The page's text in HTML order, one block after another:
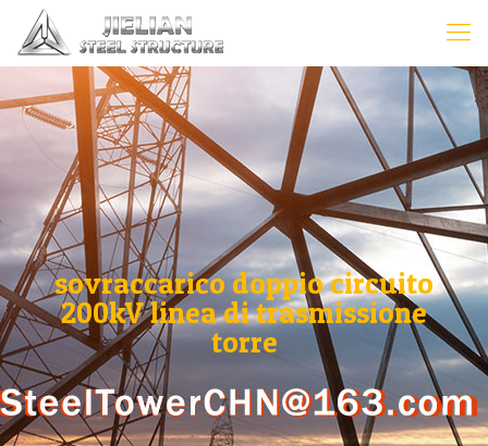
sovraccarico doppio circuito
200kV linea di trasmissione
torre